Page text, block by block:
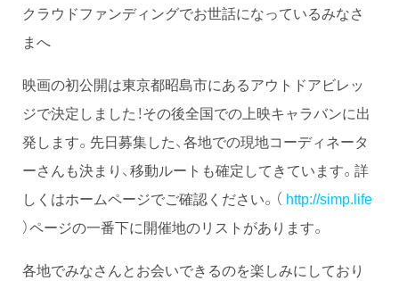
クラウドファンディングでお世話になっているみなさ
まへ
映画の初公開は東京都昭島市にあるアウトドアビレッ
ジで決定しました！その後全国での上映キャラバンに出
発します。先日募集した、各地での現地コーディネータ
ーさんも決まり、移動ルートも確定してきています。詳
しくはホームページでご確認ください。（ http://simp.life
）ページの一番下に開催地のリストがあります。
各地でみなさんとお会いできるのを楽しみにしており